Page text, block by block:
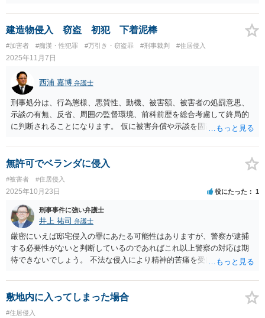
して警察に捕まると言う事はないと思います。 ですが、近隣トラブル
として警察に通報された可能性はあります。 しかし、仮に警察に通報
されていたとしたら、すぐさま警察官が自宅に来て事情聴取するとい
う事態になったと思いますが、そういった状況にないのであれば、相
手としては特に通報せずそのまま終わりにしたのだと思います。
建造物侵入 窃盗 初犯 下着泥棒
#加害者 #痴漢・性犯罪 #万引き・窃盗罪 #刑事裁判 #住居侵入
2025年11月7日
西浦 嘉博 弁護士
刑事処分は、行為態様、悪質性、動機、被害額、被害者の処罰意思、
示談の有無、反省、周囲の監督環境、前科前歴を総合考慮して終局的
に判断されることになります。 仮に被害弁償や示談を固辞された場合
不安である場合、最寄りの法律事務所で相談されることも検討くださ
い。
無許可でベランダに侵入
#被害者 #住居侵入
2025年10月23日 役にたった 1
刑事事件に強い弁護士
井上 祐司 弁護士
厳密にいえば邸宅侵入の罪にあたる可能性はありますが、警察が逮捕
する必要性がないと判断しているのであればこれ以上警察の対応は期
待できないでしょう。 不法な侵入により精神的苦痛を受けたとして慰
にあったとしても微々たる金額しか慰謝料として認定しないと思いま
す。
敷地内に入ってしまった場合
#住居侵入